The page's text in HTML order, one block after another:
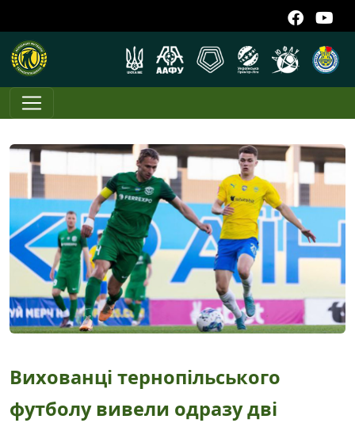
Вихованці тернопільського
футболу вивели одразу дві